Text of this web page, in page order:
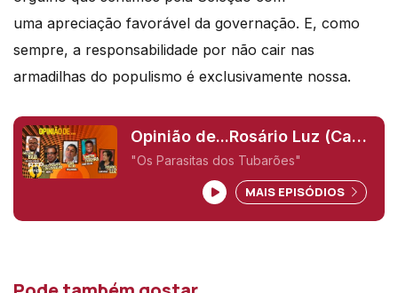
uma apreciação favorável da governação. E, como
sempre, a responsabilidade por não cair nas
armadilhas do populismo é exclusivamente nossa.
Opinião de...Rosário Luz (Cabo
Verde),
"Os Parasitas dos Tubarões"
MAIS EPISÓDIOS